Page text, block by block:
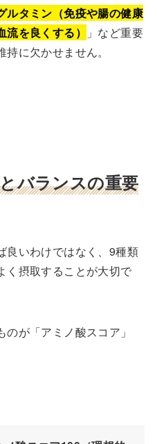
ルタミン（免疫や腸の健康
を良くする）
」など重要
に欠かせません。
バランスの重要
良いわけではなく、9種類
く摂取することが大切で
が「アミノ酸スコア」